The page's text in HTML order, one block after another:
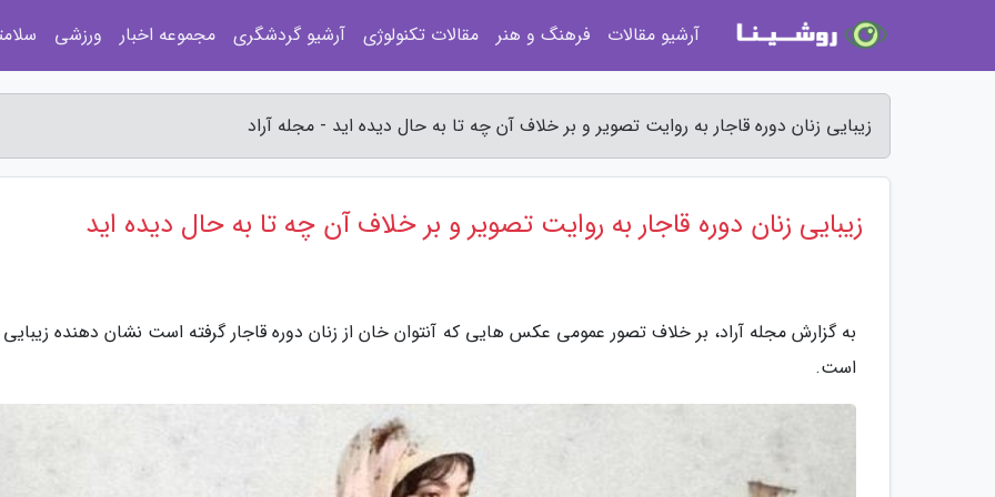
زیبایی زنان دوره قاجار به روایت تصویر و بر خلاف آن چه تا به حال دیده اید - مجله آراد
زیبایی زنان دوره قاجار به روایت تصویر و بر خلاف آن چه تا به حال دیده اید
به گزارش مجله آراد، بر خلاف تصور عمومی عکس هایی که آنتوان خان از زنان دوره قاجار گرفته است نشان دهنده زیبایی
است.
آرشیو مقالات فرهنگ و هنر مقالات تکنولوژی آرشیو گردشگری مجموعه اخبار ورزشی